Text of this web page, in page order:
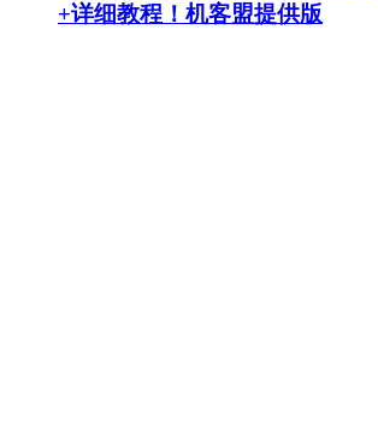
+详细教程！机客盟提供版